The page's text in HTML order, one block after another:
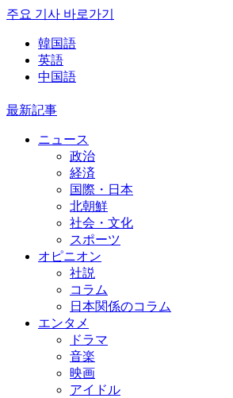
주요 기사 바로가기
韓国語
英語
中国語
最新記事
ニュース
政治
経済
国際・日本
北朝鮮
社会・文化
スポーツ
オピニオン
社説
コラム
日本関係のコラム
エンタメ
ドラマ
音楽
映画
アイドル